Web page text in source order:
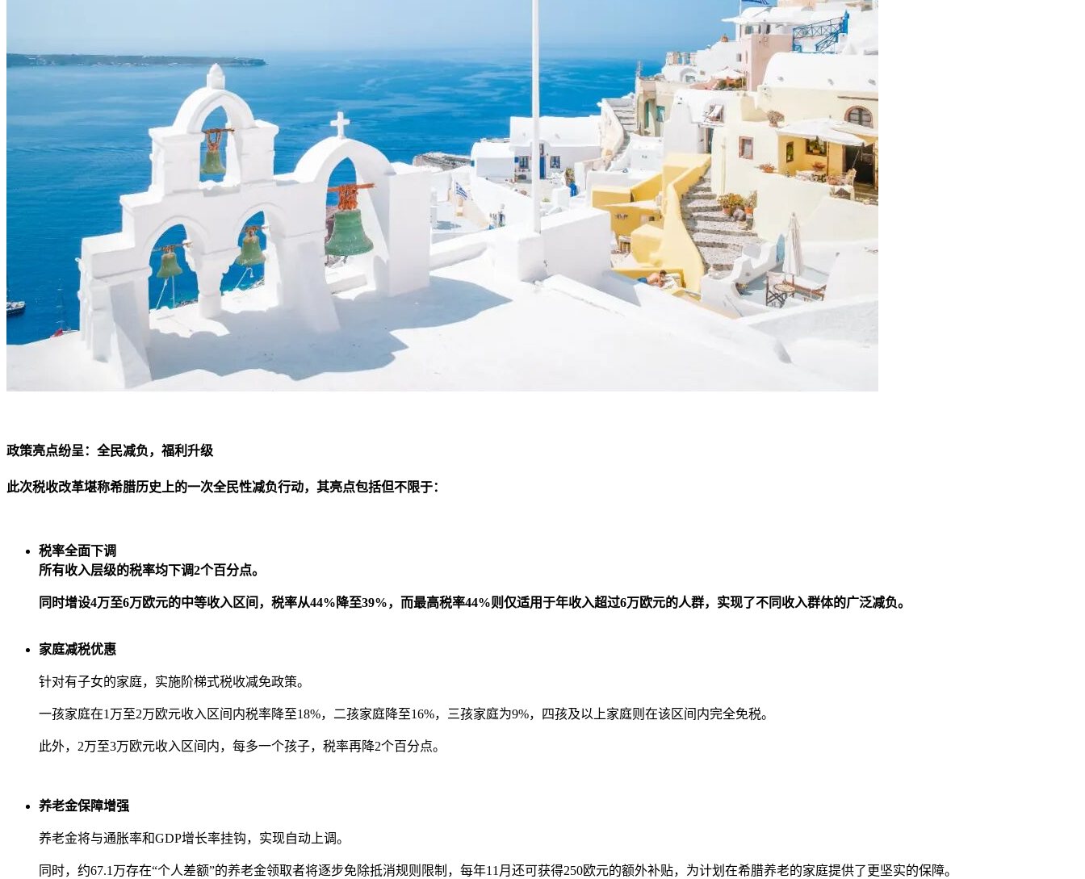
政策亮点纷呈：全民减负，福利升级
此次税收改革堪称希腊历史上的一次全民性减负行动，其亮点包括但不限于：
税率全面下调
所有收入层级的税率均下调2个百分点。
同时增设4万至6万欧元的中等收入区间，税率从44%降至39%，而最高税率44%则仅适用于年收入超过6万欧元的人群，实现了不同收入群体的广泛减负。
家庭减税优惠
针对有子女的家庭，实施阶梯式税收减免政策。
一孩家庭在1万至2万欧元收入区间内税率降至18%，二孩家庭降至16%，三孩家庭为9%，四孩及以上家庭则在该区间内完全免税。
此外，2万至3万欧元收入区间内，每多一个孩子，税率再降2个百分点。
养老金保障增强
养老金将与通胀率和GDP增长率挂钩，实现自动上调。
同时，约67.1万存在“个人差额”的养老金领取者将逐步免除抵消规则限制，每年11月还可获得250欧元的额外补贴，为计划在希腊养老的家庭提供了更坚实的保障。